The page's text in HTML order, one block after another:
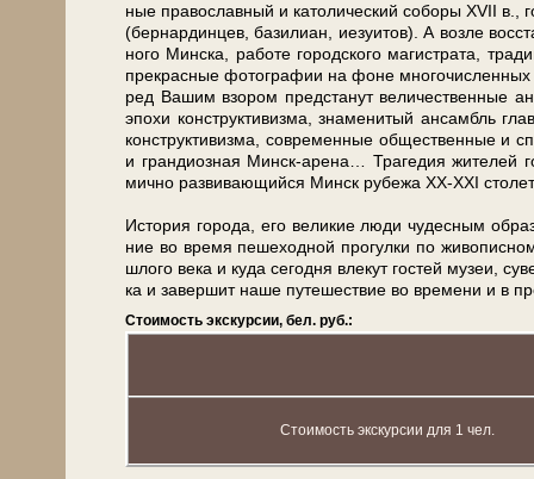
ные пра­во­слав­ный и ка­то­ли­че­ский со­бо­ры ХVII в.,
(бер­нар­дин­цев, ба­зи­ли­ан, иезуи­тов). А воз­ле
но­го Мин­ска, ра­бо­те го­род­ско­го ма­ги­стра­та,
пре­крас­ные фо­то­гра­фии на фо­не
ред Ва­шим взо­ром пред­ста­нут величественные
эпо­хи кон­ст­рук­ти­виз­ма, зна­ме­ни­тый
кон­ст­рук­ти­виз­ма, со­вре­мен­ные об­ще­ствен­ные и
и гран­ди­оз­ная Минск-арена… Трагедия жи­те­лей
мич­но раз­ви­ваю­щий­ся Минск ру­бе­жа ХХ-ХХI
История го­ро­да, его ве­ли­кие лю­ди чу­дес­ным
ние во вре­мя пе­ше­ход­ной про­гул­ки по
шло­го ве­ка и ку­да се­год­ня вле­кут го­стей му­зеи,
ка и за­вер­шит на­ше пу­те­ше­ствие во вре­ме­ни и в
Стоимость экскурсии, бел. руб.:
Стоимость экскурсии для 1 чел.